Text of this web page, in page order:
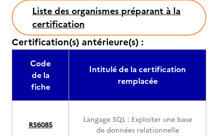
Liste des organismes préparant à la
certification
Certification(s) antérieure(s) :
Code
de la
fiche
Intitulé de la certification
remplacée
RS6085
Langage SQL : Exploiter une base
de données relationnelle